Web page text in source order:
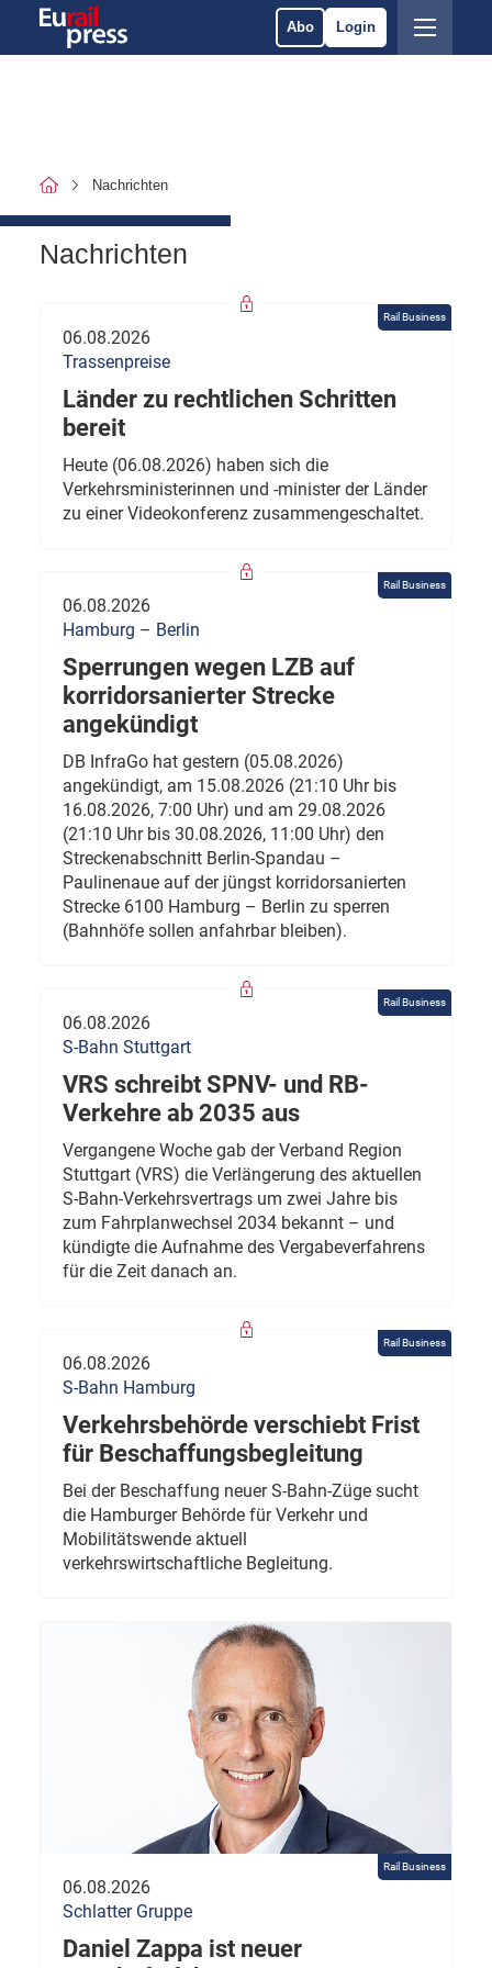
Abo Login
Nachrichten
Nachrichten
Rail Business
06.08.2026
Trassenpreise
Länder zu rechtlichen Schritten
bereit
Heute (06.08.2026) haben sich die
Verkehrsministerinnen und -minister der Länder
zu einer Videokonferenz zusammengeschaltet.
Rail Business
06.08.2026
Hamburg – Berlin
Sperrungen wegen LZB auf
korridorsanierter Strecke
angekündigt
DB InfraGo hat gestern (05.08.2026)
angekündigt, am 15.08.2026 (21:10 Uhr bis
16.08.2026, 7:00 Uhr) und am 29.08.2026
(21:10 Uhr bis 30.08.2026, 11:00 Uhr) den
Streckenabschnitt Berlin-Spandau –
Paulinenaue auf der jüngst korridorsanierten
Strecke 6100 Hamburg – Berlin zu sperren
(Bahnhöfe sollen anfahrbar bleiben).
Rail Business
06.08.2026
S-Bahn Stuttgart
VRS schreibt SPNV- und RB-
Verkehre ab 2035 aus
Vergangene Woche gab der Verband Region
Stuttgart (VRS) die Verlängerung des aktuellen
S-Bahn-Verkehrsvertrags um zwei Jahre bis
zum Fahrplanwechsel 2034 bekannt – und
kündigte die Aufnahme des Vergabeverfahrens
für die Zeit danach an.
Rail Business
06.08.2026
S-Bahn Hamburg
Verkehrsbehörde verschiebt Frist
für Beschaffungsbegleitung
Bei der Beschaffung neuer S-Bahn-Züge sucht
die Hamburger Behörde für Verkehr und
Mobilitätswende aktuell
verkehrswirtschaftliche Begleitung.
Rail Business
06.08.2026
Schlatter Gruppe
Daniel Zappa ist neuer